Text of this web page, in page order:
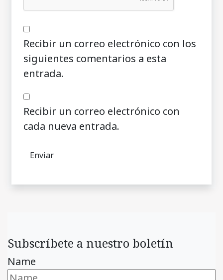
Recibir un correo electrónico con los
siguientes comentarios a esta
entrada.
Recibir un correo electrónico con
cada nueva entrada.
Subscríbete a nuestro boletín
Name